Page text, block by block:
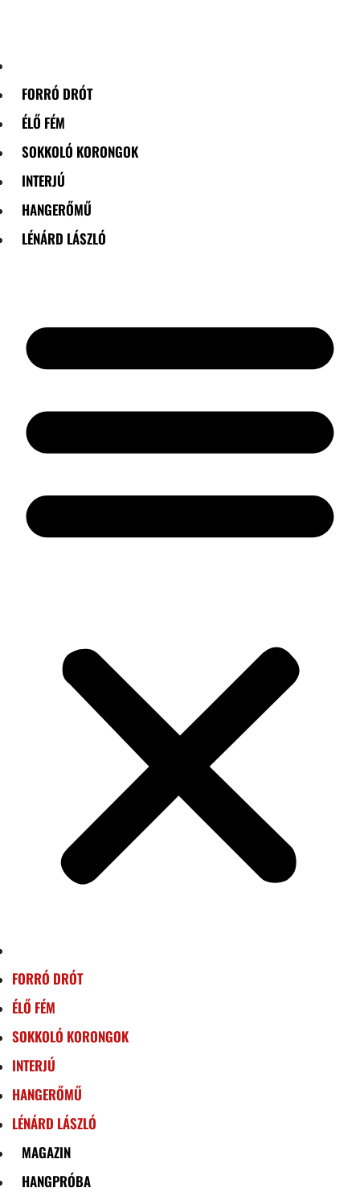
FORRÓ DRÓT
ÉLŐ FÉM
SOKKOLÓ KORONGOK
INTERJÚ
HANGERŐMŰ
LÉNÁRD LÁSZLÓ
FORRÓ DRÓT
ÉLŐ FÉM
SOKKOLÓ KORONGOK
INTERJÚ
HANGERŐMŰ
LÉNÁRD LÁSZLÓ
MAGAZIN
HANGPRÓBA